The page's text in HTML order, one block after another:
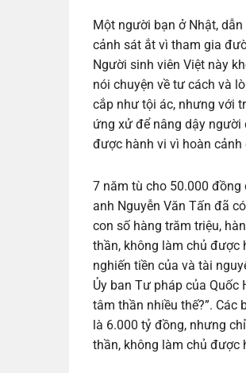
Một người bạn ở Nhật,
cảnh sát ắt vì tham gia
Người sinh viên Việt này
nói chuyện về tư cách và
cắp như tội ác, nhưng với
ứng xử để nâng dậy
được hành vi vì hoàn
7 năm tù cho 50.000
anh Nguyễn Văn Tấn đã
con số hàng trăm triệu,
thần, không làm chủ được
nghiến tiền của và tài
Ủy ban Tư pháp của Quốc
tâm thần nhiều thế?”. Các
là 6.000 tỷ đồng, nhưng
thần, không làm chủ được